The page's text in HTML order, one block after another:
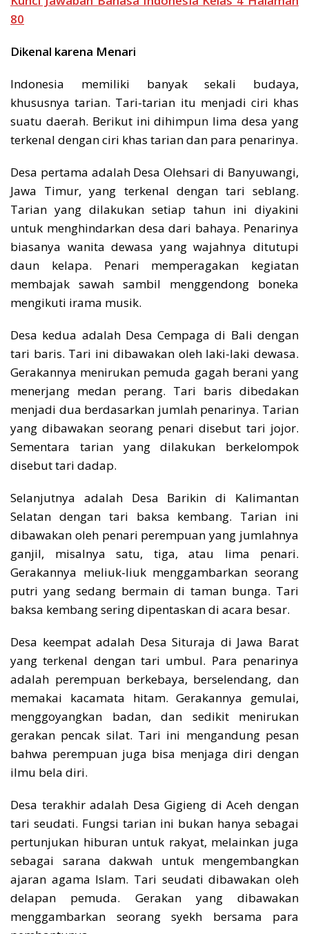
80
Dikenal karena Menari
Indonesia memiliki banyak sekali budaya,
khususnya tarian. Tari-tarian itu menjadi ciri khas
suatu daerah. Berikut ini dihimpun lima desa yang
terkenal dengan ciri khas tarian dan para penarinya.
Desa pertama adalah Desa Olehsari di Banyuwangi,
Jawa Timur, yang terkenal dengan tari seblang.
Tarian yang dilakukan setiap tahun ini diyakini
untuk menghindarkan desa dari bahaya. Penarinya
biasanya wanita dewasa yang wajahnya ditutupi
daun kelapa. Penari memperagakan kegiatan
membajak sawah sambil menggendong boneka
mengikuti irama musik.
Desa kedua adalah Desa Cempaga di Bali dengan
tari baris. Tari ini dibawakan oleh laki-laki dewasa.
Gerakannya menirukan pemuda gagah berani yang
menerjang medan perang. Tari baris dibedakan
menjadi dua berdasarkan jumlah penarinya. Tarian
yang dibawakan seorang penari disebut tari jojor.
Sementara tarian yang dilakukan berkelompok
disebut tari dadap.
Selanjutnya adalah Desa Barikin di Kalimantan
Selatan dengan tari baksa kembang. Tarian ini
dibawakan oleh penari perempuan yang jumlahnya
ganjil, misalnya satu, tiga, atau lima penari.
Gerakannya meliuk-liuk menggambarkan seorang
putri yang sedang bermain di taman bunga. Tari
baksa kembang sering dipentaskan di acara besar.
Desa keempat adalah Desa Situraja di Jawa Barat
yang terkenal dengan tari umbul. Para penarinya
adalah perempuan berkebaya, berselendang, dan
memakai kacamata hitam. Gerakannya gemulai,
menggoyangkan badan, dan sedikit menirukan
gerakan pencak silat. Tari ini mengandung pesan
bahwa perempuan juga bisa menjaga diri dengan
ilmu bela diri.
Desa terakhir adalah Desa Gigieng di Aceh dengan
tari seudati. Fungsi tarian ini bukan hanya sebagai
pertunjukan hiburan untuk rakyat, melainkan juga
sebagai sarana dakwah untuk mengembangkan
ajaran agama Islam. Tari seudati dibawakan oleh
delapan pemuda. Gerakan yang dibawakan
menggambarkan seorang syekh bersama para